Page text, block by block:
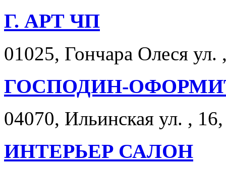
Г. АРТ ЧП
01025, Гончара Олеся ул.
ГОСПОДИН-
04070, Ильинская ул. ,
ИНТЕРЬЕР САЛОН